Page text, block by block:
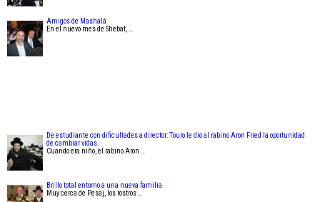
Amigos de Mashalá
En el nuevo mes de Shebat, …
De estudiante con dificultades a director: Touro le dio al rabino Aron Fried la oportunidad
de cambiar vidas.
Cuando era niño, el rabino Aron …
Brillo total entorno a una nueva familia
Muy cerca de Pesaj, los rostros …